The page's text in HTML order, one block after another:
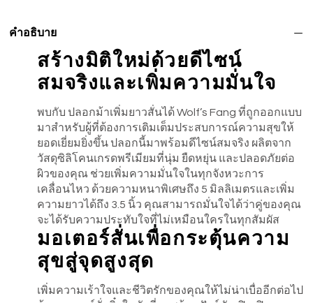
คำอธิบาย
สร้างมิติใหม่ด้วยดีไซน์
สมจริงและเพิ่มความมั่นใจ
พบกับ ปลอกม้าเพิ่มยาวสั่นได้ Wolf’s Fang ที่ถูกออกแบบ
มาสำหรับผู้ที่ต้องการเติมเต็มประสบการณ์ความสุขให้
ยอดเยี่ยมยิ่งขึ้น ปลอกนี้มาพร้อมดีไซน์สมจริง ผลิตจาก
วัสดุซิลิโคนเกรดพรีเมียมที่นุ่ม ยืดหยุ่น และปลอดภัยต่อ
ผิวของคุณ ช่วยเพิ่มความมั่นใจในทุกจังหวะการ
เคลื่อนไหว ด้วยความหนาพิเศษถึง 5 มิลลิเมตรและเพิ่ม
ความยาวได้ถึง 3.5 นิ้ว คุณสามารถมั่นใจได้ว่าคู่ของคุณ
จะได้รับความประทับใจที่ไม่เหมือนใครในทุกสัมผัส
มอเตอร์สั่นเพื่อกระตุ้นความ
สุขสู่จุดสูงสุด
เพิ่มความเร้าใจและชีวิตรักของคุณให้ไม่น่าเบื่ออีกต่อไป